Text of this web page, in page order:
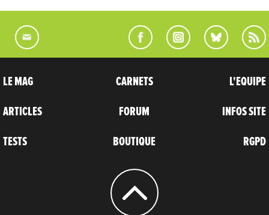
LE MAG
ARTICLES
TESTS
CARNETS
FORUM
BOUTIQUE
L'EQUIPE
INFOS SITE
RGPD